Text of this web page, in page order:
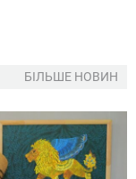
БІЛЬШЕ НОВИН